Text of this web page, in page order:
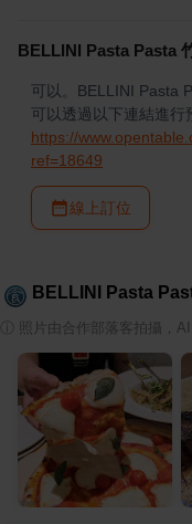
BELLINI Pasta Pasta
可以。BELLINI Pasta
可以透過以下連結進行
https://
ref=18649
線上訂位
BELLINI Pasta
照片由合作部落客拍攝，